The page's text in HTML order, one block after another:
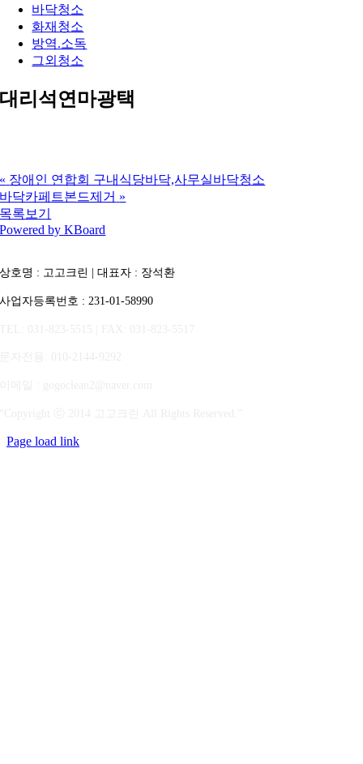
바닥청소
화재청소
방역.소독
그외청소
대리석연마광택
« 장애인 연합회 구내식당바닥,사무실바닥청소
바닥카페트본드제거 »
목록보기
Powered by KBoard
상호명 : 고고크린 | 대표자 : 장석환
사업자등록번호 : 231-01-58990
Page load link